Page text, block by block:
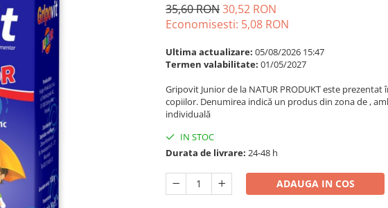
35,60 RON30,52 RON
Economisesti: 5,08 RON
Ultima actualizare: 05/08/2026 15:47
Termen valabilitate: 01/05/2027
Gripovit Junior de la NATUR PRODUKT este
copiilor. Denumirea indică un produs din zona de ,
individuală
IN STOC
Durata de livrare: 24-48 h
ADAUGA IN COS